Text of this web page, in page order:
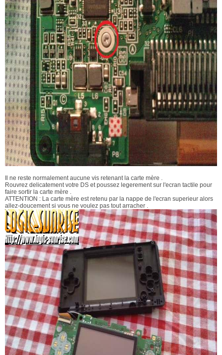
Il ne reste normalement aucune vis retenant la carte mère .
Rouvrez delicatement votre DS et poussez legerement sur l'ecran tactile pour
faire sortir la carte mère .
ATTENTION : La carte mère est retenu par la nappe de l'ecran superieur alors
allez-doucement si vous ne voulez pas tout arracher .